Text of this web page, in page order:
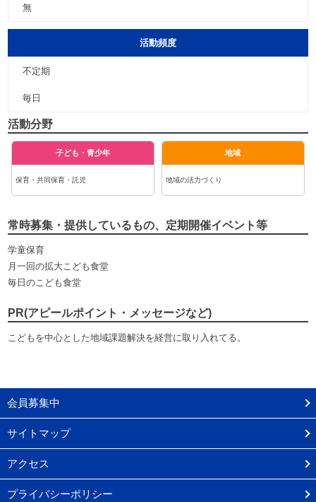
無
活動頻度
不定期
毎日
活動分野
子ども・青少年
保育・共同保育・託児
地域
地域の活力づくり
常時募集・提供しているもの、定期開催イベント等
学童保育
月一回の拡大こども食堂
毎日のこども食堂
PR(アピールポイント・メッセージなど)
こどもを中心とした地域課題解決を経営に取り入れてる。
会員募集中
サイトマップ
アクセス
プライバシーポリシー